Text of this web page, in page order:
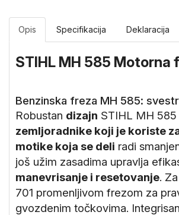
Opis Specifikacija Deklaracija
STIHL MH 585 Motorna
Benzinska freza MH 585:
Robustan dizajn STIHL MH
zemljoradnike koji je koriste
motike koja se deli radi
još užim zasadima upravlja
manevrisanje i resetovanje.
701 promenljivom frezom za
gvozdenim točkovima.